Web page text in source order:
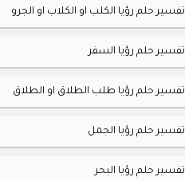
تفسير حلم رؤيا الكلب او الكلاب او الجرو
تفسير حلم رؤيا السفر
تفسير حلم رؤيا طلب الطلاق او الطلاق
تفسير حلم رؤيا الجمل
تفسير حلم رؤيا البحر